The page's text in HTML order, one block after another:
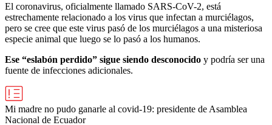
El coronavirus, oficialmente llamado SARS-CoV-2, está
estrechamente relacionado a los virus que infectan a murciélagos,
pero se cree que este virus pasó de los murciélagos a una misteriosa
especie animal que luego se lo pasó a los humanos.
Ese “eslabón perdido” sigue siendo desconocido y podría ser una
fuente de infecciones adicionales.
Mi madre no pudo ganarle al covid-19: presidente de Asamblea
Nacional de Ecuador